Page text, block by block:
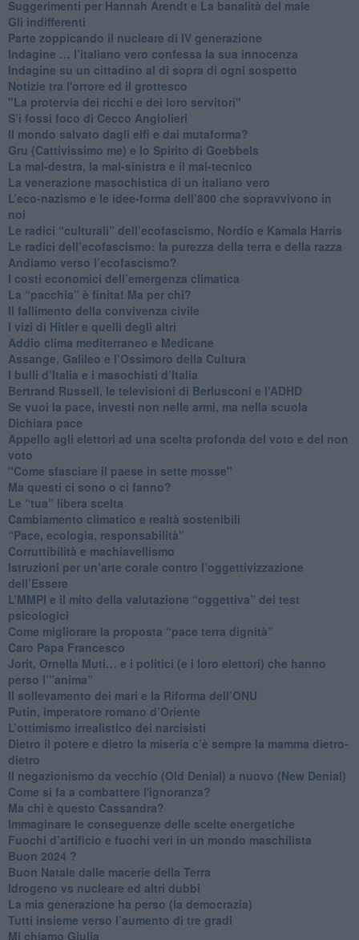
Suggerimenti per Hannah Arendt e La banalità del male
​Gli indifferenti
Parte zoppicando il nucleare di IV generazione
​Indagine … l’italiano vero confessa la sua innocenza
Indagine su un cittadino al di sopra di ogni sospetto
Notizie tra l'orrore ed il grottesco
"La protervia dei ricchi e dei loro servitori"
S’i fossi foco di Cecco Angiolieri
​Il mondo salvato dagli elfi e dai mutaforma?
Gru (Cattivissimo me) e lo Spirito di Goebbels
​La mal-destra, la mal-sinistra e il mal-tecnico
​La venerazione masochistica di un italiano vero
​L’eco-nazismo e le idee-forma dell’800 che sopravvivono in
noi
​Le radici “culturali” dell’ecofascismo, Nordio e Kamala Harris
Le radici dell’ecofascismo: la purezza della terra e della razza
Andiamo verso l’ecofascismo?
I costi economici dell’emergenza climatica
​La “pacchia” è finita! Ma per chi?
​Il fallimento della convivenza civile
​I vizi di Hitler e quelli degli altri
Addio clima mediterraneo e Medicane
​Assange, Galileo e l’Ossimoro della Cultura
​I bulli d’Italia e i masochisti d’Italia
​Bertrand Russell, le televisioni di Berlusconi e l’ADHD
​Se vuoi la pace, investi non nelle armi, ma nella scuola
​Dichiara pace
​Appello agli elettori ad una scelta profonda del voto e del non
voto
"Come sfasciare il paese in sette mosse"
​Ma questi ci sono o ci fanno?
​Le “tua” libera scelta
Cambiamento climatico e realtà sostenibili
“Pace, ecologia, responsabilità”
​Corruttibilità e machiavellismo
Istruzioni per un’arte corale contro l’oggettivizzazione
dell’Essere
​L’MMPI e il mito della valutazione “oggettiva” dei test
psicologici
Come migliorare la proposta “pace terra dignità”
Caro Papa Francesco
​Jorit, Ornella Muti… e i politici (e i loro elettori) che hanno
perso l’”anima”
​Il sollevamento dei mari e la Riforma dell’ONU
Putin, imperatore romano d’Oriente
​L’ottimismo irrealistico dei narcisisti
​Dietro il potere e dietro la miseria c’è sempre la mamma dietro-
dietro
Il negazionismo da vecchio (Old Denial) a nuovo (New Denial)
Come si fa a combattere l'ignoranza?
Ma chi è questo Cassandra?
Immaginare le conseguenze delle scelte energetiche
​Fuochi d’artificio e fuochi veri in un mondo maschilista
Buon 2024 ?
​Buon Natale dalle macerie della Terra
​Idrogeno vs nucleare ed altri dubbi
​La mia generazione ha perso (la democrazia)
​Tutti insieme verso l’aumento di tre gradi
Mi chiamo Giulia